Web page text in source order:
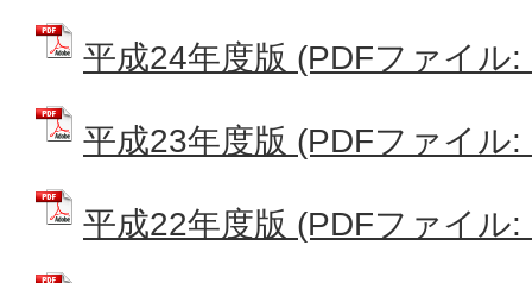
平成24年度版 (PDFファイル:
平成23年度版 (PDFファイル:
平成22年度版 (PDFファイル: